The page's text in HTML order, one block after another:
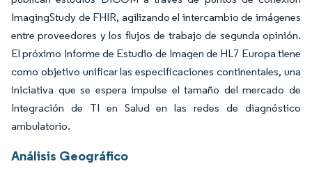
ImagingStudy de FHIR, agilizando el intercambio de imágenes
entre proveedores y los flujos de trabajo de segunda opinión.
El próximo Informe de Estudio de Imagen de HL7 Europa tiene
como objetivo unificar las especificaciones continentales, una
iniciativa que se espera impulse el tamaño del mercado de
Integración de TI en Salud en las redes de diagnóstico
ambulatorio.
Análisis Geográfico